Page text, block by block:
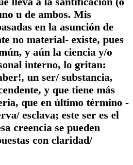
u de ambos. Mis
en la asunción de
no material- existe, pues
y aún la ciencia y/o
interno, lo gritan:
un ser/ substancia,
y que tiene más
que en último término -
esclava; este ser es el
creencia se pueden
con claridad/